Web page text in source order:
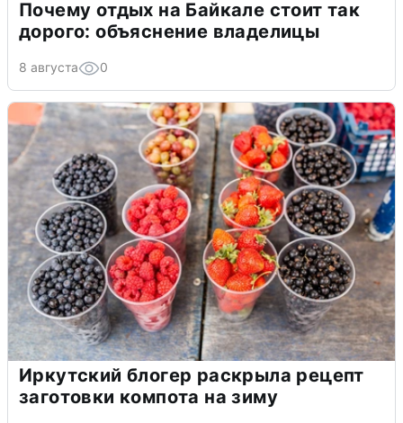
Почему отдых на Байкале стоит так
дорого: объяснение владелицы
8 августа 0
Иркутский блогер раскрыла рецепт
заготовки компота на зиму